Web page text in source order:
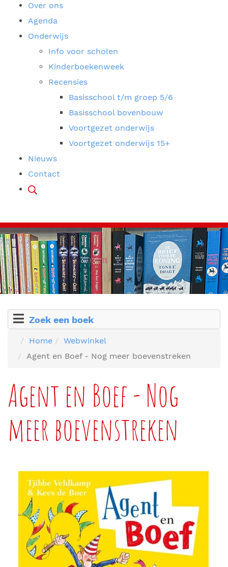
Over ons
Agenda
Onderwijs
Info voor scholen
Kinderboekenweek
Recensies
Basisschool t/m groep 5/6
Basisschool bovenbouw
Voortgezet onderwijs
Voortgezet onderwijs 15+
Nieuws
Contact
Zoek een boek
Home
Webwinkel
Agent en Boef - Nog meer boevenstreken
Agent en Boef - Nog
meer boevenstreken